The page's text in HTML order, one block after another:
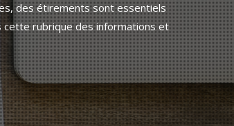
des étirements sont essentiels
rubrique des informations et